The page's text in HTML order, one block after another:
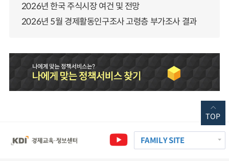
2026년 한국 주식시장 여건 및 전망
2026년 5월 경제활동인구조사 고령층 부가조사 결과
FAMILY SITE
TOP